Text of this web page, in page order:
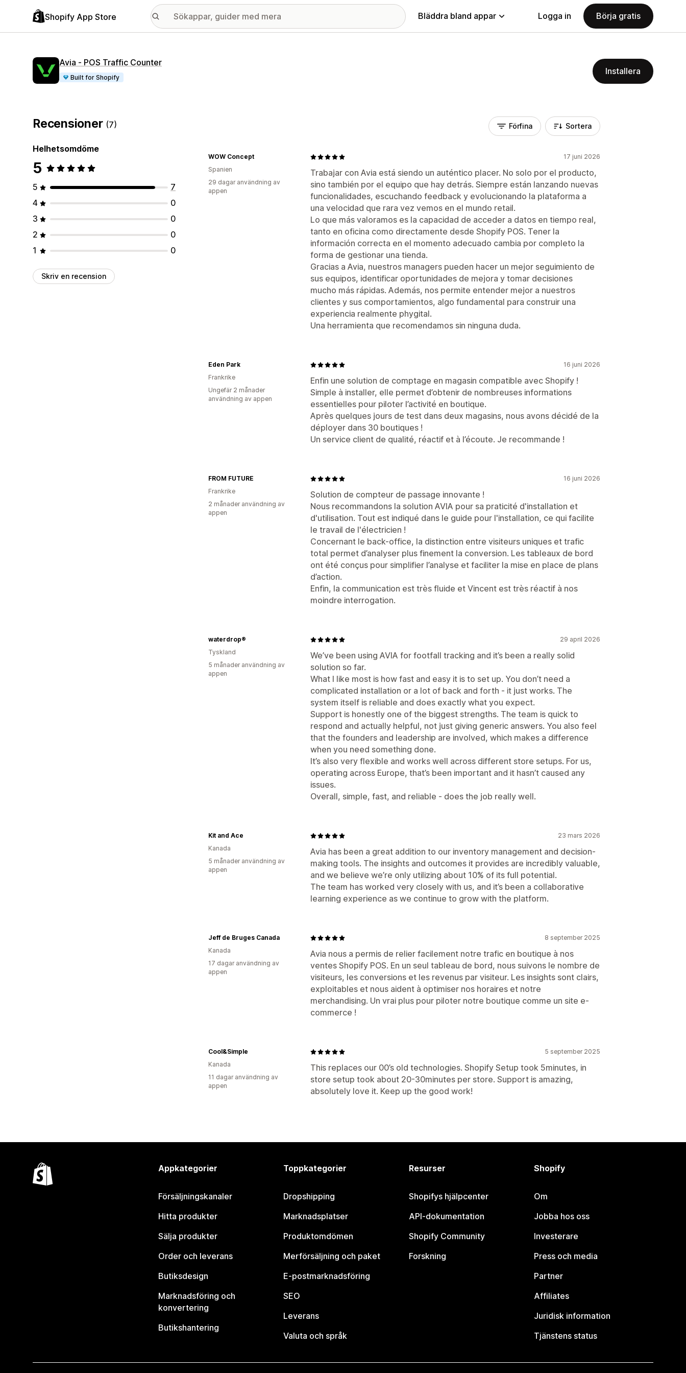
Shopify App Store Bläddra bland appar Logga in Börja gratis
Avia ‑ POS Traffic Counter
Built for Shopify
Installera
Recensioner (7)
Helhetsomdöme
5
5
7
4
0
3
0
2
0
1
0
Skriv en recension
Förfina Sortera
17 juni 2026
Trabajar con Avia está siendo un auténtico placer. No solo por el producto,
sino también por el equipo que hay detrás. Siempre están lanzando nuevas
funcionalidades, escuchando feedback y evolucionando la plataforma a
una velocidad que rara vez vemos en el mundo retail.
Lo que más valoramos es la capacidad de acceder a datos en tiempo real,
tanto en oficina como directamente desde Shopify POS. Tener la
información correcta en el momento adecuado cambia por completo la
forma de gestionar una tienda.
Gracias a Avia, nuestros managers pueden hacer un mejor seguimiento de
sus equipos, identificar oportunidades de mejora y tomar decisiones
mucho más rápidas. Además, nos permite entender mejor a nuestros
clientes y sus comportamientos, algo fundamental para construir una
experiencia realmente phygital.
Una herramienta que recomendamos sin ninguna duda.
WOW Concept
Spanien
29 dagar användning av
appen
16 juni 2026
Enfin une solution de comptage en magasin compatible avec Shopify !
Simple à installer, elle permet d’obtenir de nombreuses informations
essentielles pour piloter l’activité en boutique.
Après quelques jours de test dans deux magasins, nous avons décidé de la
déployer dans 30 boutiques !
Un service client de qualité, réactif et à l’écoute. Je recommande !
Eden Park
Frankrike
Ungefär 2 månader
användning av appen
16 juni 2026
Solution de compteur de passage innovante !
Nous recommandons la solution AVIA pour sa praticité d'installation et
d'utilisation. Tout est indiqué dans le guide pour l'installation, ce qui facilite
le travail de l'électricien !
Concernant le back-office, la distinction entre visiteurs uniques et trafic
total permet d’analyser plus finement la conversion. Les tableaux de bord
ont été conçus pour simplifier l’analyse et faciliter la mise en place de plans
d’action.
Enfin, la communication est très fluide et Vincent est très réactif à nos
moindre interrogation.
FROM FUTURE
Frankrike
2 månader användning av
appen
29 april 2026
We’ve been using AVIA for footfall tracking and it’s been a really solid
solution so far.
What I like most is how fast and easy it is to set up. You don’t need a
complicated installation or a lot of back and forth - it just works. The
system itself is reliable and does exactly what you expect.
Support is honestly one of the biggest strengths. The team is quick to
respond and actually helpful, not just giving generic answers. You also feel
that the founders and leadership are involved, which makes a difference
when you need something done.
It’s also very flexible and works well across different store setups. For us,
operating across Europe, that’s been important and it hasn’t caused any
issues.
Overall, simple, fast, and reliable - does the job really well.
waterdrop®
Tyskland
5 månader användning av
appen
23 mars 2026
Avia has been a great addition to our inventory management and decision-
making tools. The insights and outcomes it provides are incredibly valuable,
and we believe we’re only utilizing about 10% of its full potential.
The team has worked very closely with us, and it’s been a collaborative
learning experience as we continue to grow with the platform.
Kit and Ace
Kanada
5 månader användning av
appen
8 september 2025
Avia nous a permis de relier facilement notre trafic en boutique à nos
ventes Shopify POS. En un seul tableau de bord, nous suivons le nombre de
visiteurs, les conversions et les revenus par visiteur. Les insights sont clairs,
exploitables et nous aident à optimiser nos horaires et notre
merchandising. Un vrai plus pour piloter notre boutique comme un site e-
commerce !
Jeff de Bruges Canada
Kanada
17 dagar användning av
appen
5 september 2025
This replaces our 00’s old technologies. Shopify Setup took 5minutes, in
store setup took about 20-30minutes per store. Support is amazing,
absolutely love it. Keep up the good work!
Cool&Simple
Kanada
11 dagar användning av
appen
Appkategorier
Försäljningskanaler
Hitta produkter
Sälja produkter
Order och leverans
Butiksdesign
Marknadsföring och
konvertering
Butikshantering
Toppkategorier
Dropshipping
Marknadsplatser
Produktomdömen
Merförsäljning och paket
E-postmarknadsföring
SEO
Leverans
Valuta och språk
Resurser
Shopifys hjälpcenter
API-dokumentation
Shopify Community
Forskning
Shopify
Om
Jobba hos oss
Investerare
Press och media
Partner
Affiliates
Juridisk information
Tjänstens status